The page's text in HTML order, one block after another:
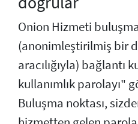
Onion Hizmeti
(anonimleştirilmiş bir
aracılığıyla) bağlantı
kullanımlık parolayı"
Buluşma noktası,